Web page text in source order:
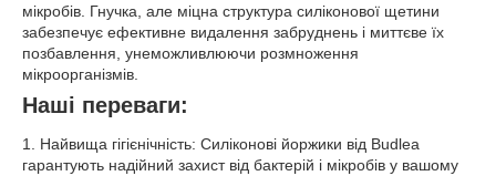
мікробів. Гнучка, але міцна структура силіконової щетини
забезпечує ефективне видалення забруднень і миттєве їх
позбавлення, унеможливлюючи розмноження
мікроорганізмів.
Наші переваги:
1. Найвища гігієнічність: Силіконові йоржики від Budlea
гарантують надійний захист від бактерій і мікробів у вашому